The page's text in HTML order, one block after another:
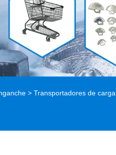
>Transportadores de